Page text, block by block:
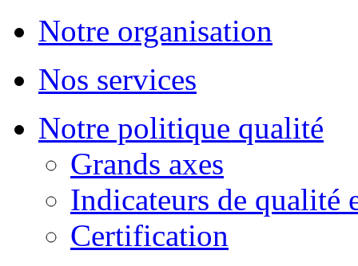
Notre organisation
Nos services
Notre politique qualité
Grands axes
Indicateurs de qualité
Certification